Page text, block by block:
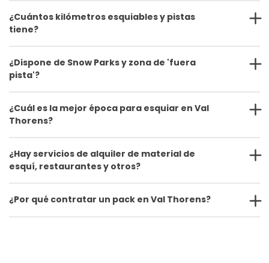
¿Cuántos kilómetros esquiables y pistas
tiene?
¿Dispone de Snow Parks y zona de 'fuera
pista'?
¿Cuál es la mejor época para esquiar en Val
Thorens?
¿Hay servicios de alquiler de material de
esquí, restaurantes y otros?
¿Por qué contratar un pack en Val Thorens?